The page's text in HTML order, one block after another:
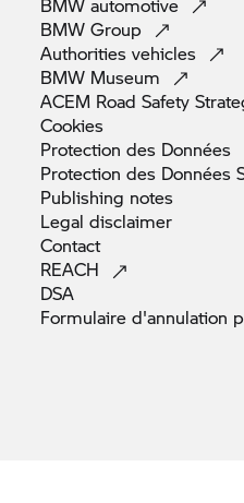
BMWautomotive
BMWGroup
Authoritiesvehicles
BMW Museum
ACEM Road Safety
Cookies
Protection des Données
Protection des Données
Publishing notes
Legaldisclaimer
Contact
REACH
DSA
Formulaire d'annulation